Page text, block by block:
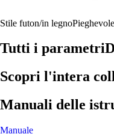
Stile futon/in legnoPieghevole
Tutti i parametri
Scopri l'intera
Manuali delle
Manuale